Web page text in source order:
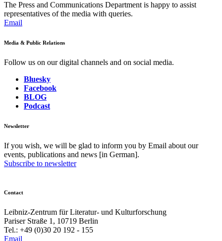
The Press and Communications Department is happy to assist
representatives of the media with queries.
Email
Media & Public Relations
Follow us on our digital channels and on social media.
Bluesky
Facebook
BLOG
Podcast
Newsletter
If you wish, we will be glad to inform you by Email about our
events, publications and news [in German].
Subscribe to newsletter
Contact
Leibniz-Zentrum für Literatur- und Kulturforschung
Pariser Straße 1, 10719 Berlin
Tel.: +49 (0)30 20 192 - 155
Email